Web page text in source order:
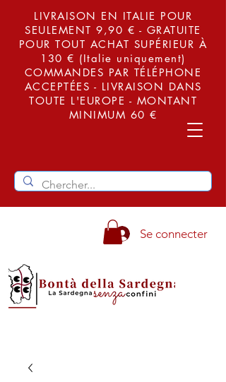
LIVRAISON EN ITALIE POUR
SEULEMENT 9,90 € - GRATUITE
POUR TOUT ACHAT SUPÉRIEUR À
130 € (Italie uniquement)
COMMANDES PAR TÉLÉPHONE
ACCEPTÉES - LIVRAISON DANS
TOUTE L'EUROPE - MONTANT
MINIMUM 60 €
Se connecter